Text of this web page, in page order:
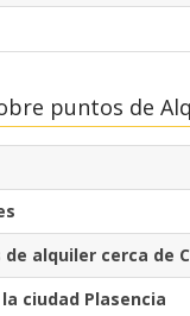
puntos de
alquiler cerca de
ciudad Plasencia